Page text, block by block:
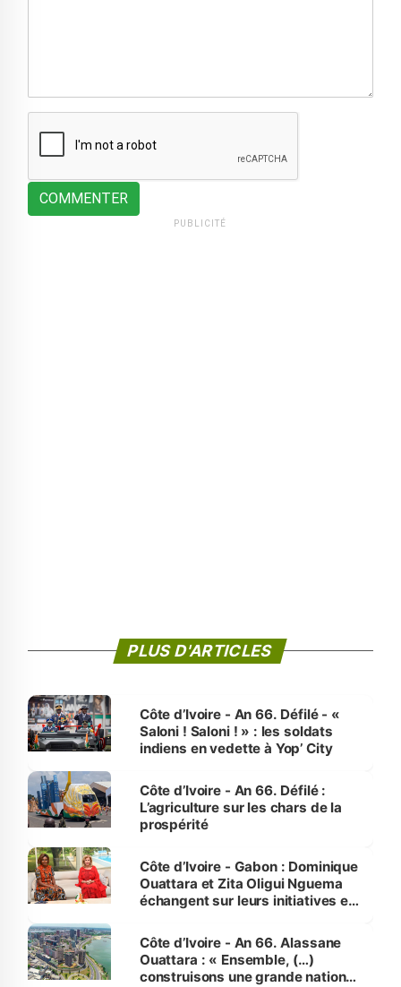
COMMENTER
PUBLICITÉ
PLUS D'ARTICLES
Côte d’Ivoire - An 66. Défilé - «
Saloni ! Saloni ! » : les soldats
indiens en vedette à Yop’ City
Côte d’Ivoire - An 66. Défilé :
L’agriculture sur les chars de la
prospérité
Côte d’Ivoire - Gabon : Dominique
Ouattara et Zita Oligui Nguema
échangent sur leurs initiatives en
enfants
Côte d’Ivoire - An 66. Alassane
Ouattara : « Ensemble, (…)
construisons une grande nation